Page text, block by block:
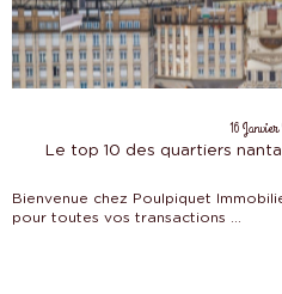
16
Le top 10 des quartiers
Bienvenue chez Poulpiquet
pour toutes vos transactions ...